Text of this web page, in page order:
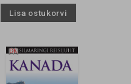
Lisa ostukorvi